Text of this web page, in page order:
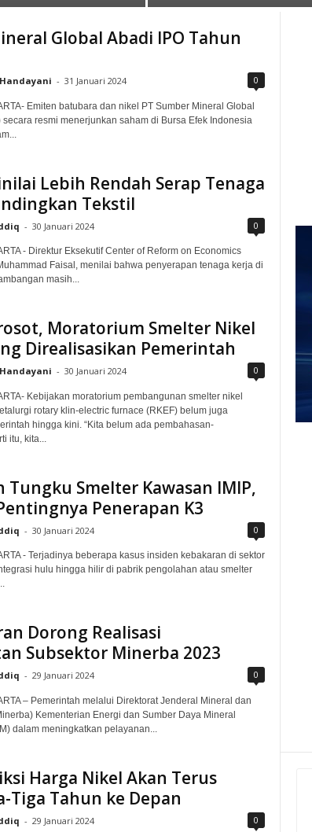
Global Abadi IPO Tahun
- 31 Januari 2024 0
Emiten batubara dan nikel PT Sumber Mineral Global
secara resmi menerjunkan saham di Bursa Efek Indonesia
Lebih Rendah Serap Tenaga
Tekstil
- 30 Januari 2024 0
- Direktur Eksekutif Center of Reform on Economics
Faisal, menilai bahwa penyerapan tenaga kerja di
masih...
Moratorium Smelter Nikel
Direalisasikan Pemerintah
- 30 Januari 2024 0
Kebijakan moratorium pembangunan smelter nikel
rotary klin-electric furnace (RKEF) belum juga
hingga kini. “Kita belum ada pembahasan-
itu, kita...
Tungku Smelter Kawasan IMIP,
Penerapan K3
- 30 Januari 2024 0
- Terjadinya beberapa kasus insiden kebakaran di sektor
hulu hingga hilir di pabrik pengolahan atau smelter
Dorong Realisasi
Subsektor Minerba 2023
- 29 Januari 2024 0
– Pemerintah melalui Direktorat Jenderal Mineral dan
Kementerian Energi dan Sumber Daya Mineral
dalam meningkatkan pelayanan...
Harga Nikel Akan Terus
Tiga Tahun ke Depan
- 29 Januari 2024 0